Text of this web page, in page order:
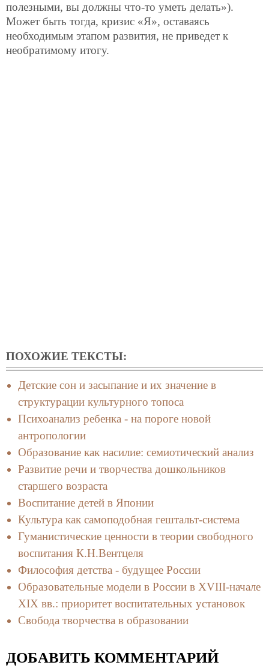
полезными, вы должны что-то уметь делать»).
Может быть тогда, кризис «Я», оставаясь
необходимым этапом развития, не приведет к
необратимому итогу.
ПОХОЖИЕ ТЕКСТЫ:
Детские сон и засыпание и их значение в
структурации культурного топоса
Психоанализ ребенка - на пороге новой
антропологии
Образование как насилие: семиотический анализ
Развитие речи и творчества дошкольников
старшего возраста
Воспитание детей в Японии
Культура как самоподобная гештальт-система
Гуманистические ценности в теории свободного
воспитания К.Н.Вентцеля
Философия детства - будущее России
Образовательные модели в России в XVIII-начале
XIX вв.: приоритет воспитательных установок
Свобода творчества в образовании
ДОБАВИТЬ КОММЕНТАРИЙ